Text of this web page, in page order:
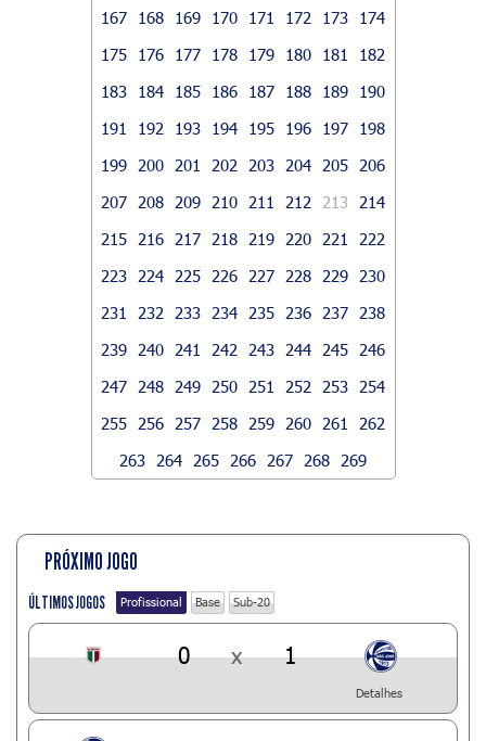
167
168 169 170 171 172 173
174
175
176 177 178 179 180 181
182
183
184 185 186 187 188 189
190
191
192 193 194 195 196 197
198
199
200 201 202 203 204 205
206
207
208 209 210 211 212 213
214
215
216 217 218 219 220 221
222
223
224 225 226 227 228 229
230
231
232 233 234 235 236 237
238
239
240 241 242 243 244 245
246
247
248 249 250 251 252 253
254
255
256 257 258 259 260 261
262
263
264 265 266 267 268 269
PRÓXIMO JOGO
ÚLTIMOS JOGOS Profissional Base Sub-20
0 x 1
Detalhes